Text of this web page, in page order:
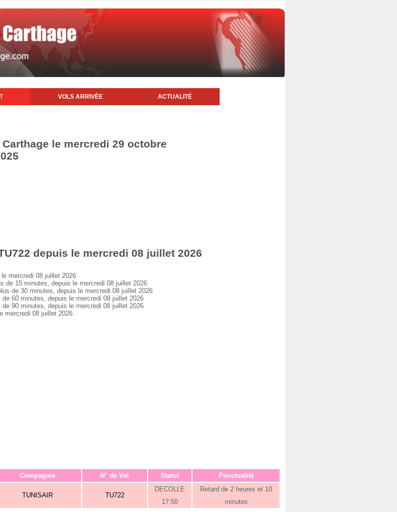
VOLS ARRIVÉE ACTUALITÉ
le mercredi 29 octobre
depuis le mercredi 08 juillet 2026
mercredi 08 juillet 2026
de 15 minutes, depuis le mercredi 08 juillet 2026
de 30 minutes, depuis le mercredi 08 juillet 2026
60 minutes, depuis le mercredi 08 juillet 2026
90 minutes, depuis le mercredi 08 juillet 2026
mercredi 08 juillet 2026
Compagnie N° de Vol Statut Ponctualité
TUNISAIR TU722
DECOLLE
17:50
Retard de 2 heures et 10
minutes